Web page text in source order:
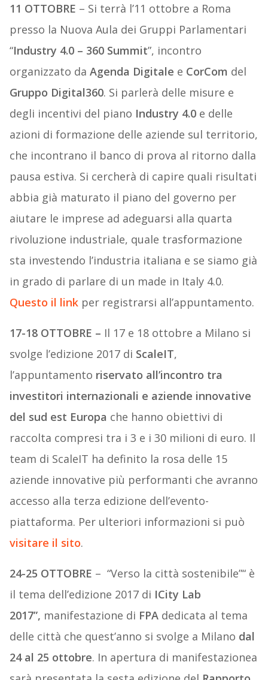
11 OTTOBRE – Si terrà l’11 ottobre a Roma
presso la Nuova Aula dei Gruppi Parlamentari
“Industry 4.0 – 360 Summit”, incontro
organizzato da Agenda Digitale e CorCom del
Gruppo Digital360. Si parlerà delle misure e
degli incentivi del piano Industry 4.0e delle
azioni di formazione delle aziende sul territorio,
che incontrano il banco di prova al ritorno dalla
pausa estiva. Si cercherà di capire quali risultati
abbia già maturato il piano del governo per
aiutare le imprese ad adeguarsi alla quarta
rivoluzione industriale, quale trasformazione
sta investendo l’industria italiana e se siamo già
in grado di parlare di un made in Italy 4.0.
Questo il linkper registrarsi all’appuntamento.
17-18 OTTOBRE – Il 17 e 18 ottobre a Milano si
svolge l’edizione 2017 di ScaleIT,
l’appuntamento riservato all’incontro tra
investitori internazionali e aziende innovative
del sud est Europa che hanno obiettivi di
raccolta compresi tra i 3 e i 30 milioni di euro. Il
team di ScaleIT ha definito la rosa delle 15
aziende innovative più performanti che avranno
accesso alla terza edizione dell’evento-
piattaforma. Per ulteriori informazioni si può
visitare il sito.
24-25 OTTOBRE – “Verso la città sostenibile”“ è
il tema dell’edizione 2017 di ICity Lab
2017”, manifestazione di FPAdedicata al tema
delle città che quest’anno si svolge a Milano dal
24 al 25 ottobre. In apertura di manifestazionea